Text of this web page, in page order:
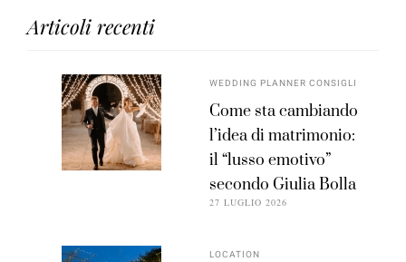
Articoli recenti
WEDDING PLANNER CONSIGLI
Come sta cambiando
l’idea di matrimonio:
il “lusso emotivo”
secondo Giulia Bolla
27 LUGLIO 2026
LOCATION